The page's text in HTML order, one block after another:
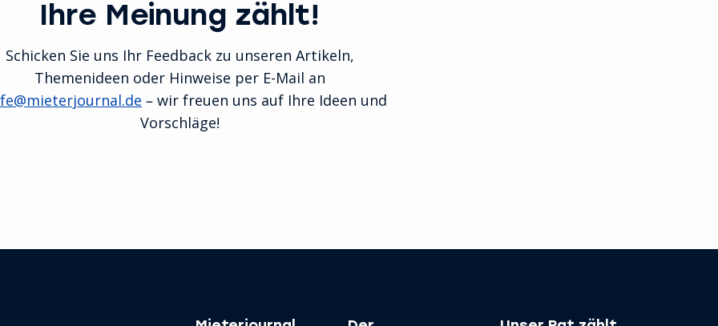
Ihre Meinung zählt!
Schicken Sie uns Ihr Feedback zu unseren Artikeln,
Themenideen oder Hinweise per E-Mail an
– wir freuen uns auf Ihre Ideen und
Vorschläge!